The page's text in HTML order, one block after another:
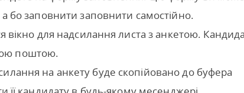
бо заповнити заповнити самостійно.
вікно для надсилання листа з анкетою.
поштою.
на анкету буде скопійовано до буфера